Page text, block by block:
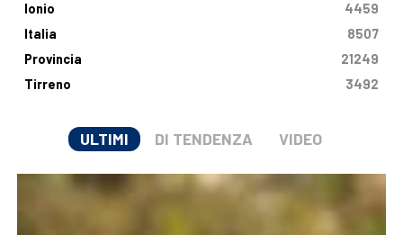
Ionio
4459
Italia
8507
Provincia
21249
Tirreno
3492
ULTIMI DI TENDENZA VIDEO